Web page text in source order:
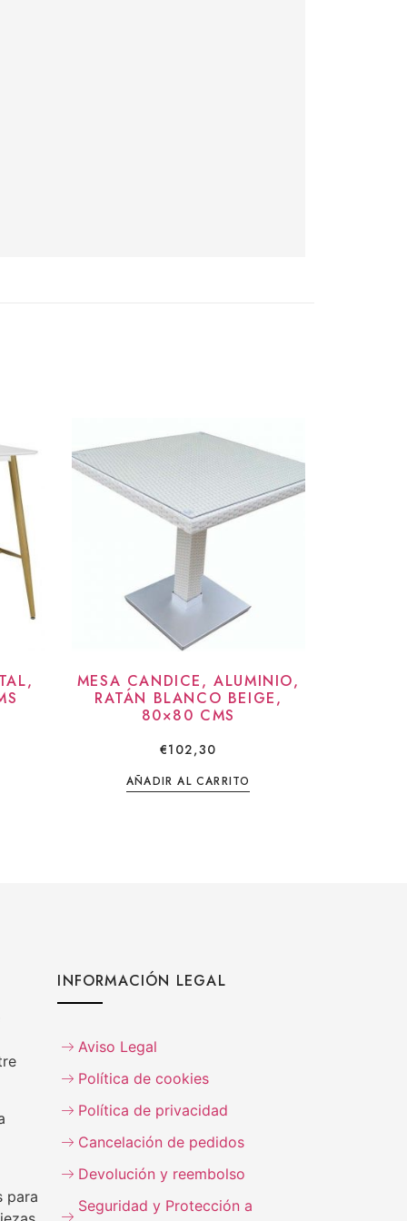
MESA CANDICE, ALUMINIO,
RATÁN BLANCO BEIGE,
80×80 CMS
€102,30
AÑADIR AL CARRITO
para
INFORMACIÓN LEGAL
Aviso Legal
Política de cookies
Política de privacidad
Cancelación de pedidos
Devolución y reembolso
Seguridad y Protección a